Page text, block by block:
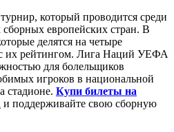
который проводится среди
европейских стран. В
делятся на четыре
с их рейтингом. Лига Наций УЕФА
для болельщиков
игроков в национальной
стадионе. Купи билеты на
и поддерживайте свою сборную